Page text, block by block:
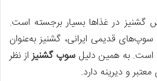
گشنیز در غذاها بسیار برجسته است.
قدیمی ایرانی، گشنیز به‌عنوان
است. به همین دلیل سوپ گشنیزاز نظر
و دیرینه دارد.